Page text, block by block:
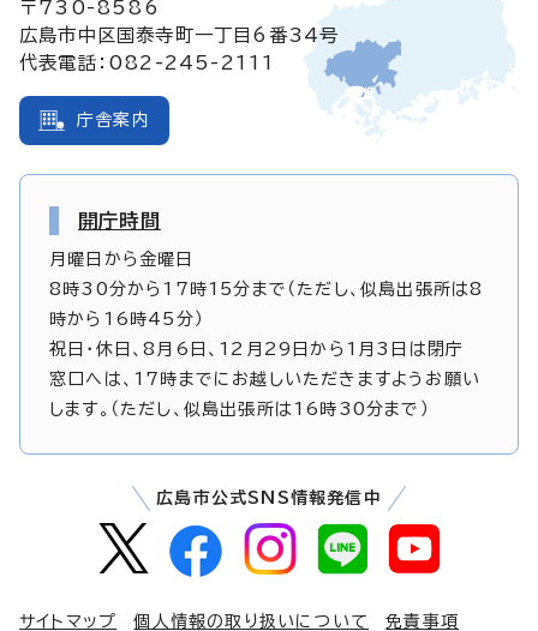
〒730-8586
広島市中区国泰寺町一丁目6番34号
代表電話：082-245-2111
庁舎案内
開庁時間
月曜日から金曜日
8時30分から17時15分まで（ただし、似島出張所は8
時から16時45分）
祝日・休日、8月6日、12月29日から1月3日は閉庁
窓口へは、17時までにお越しいただきますようお願い
します。（ただし、似島出張所は16時30分まで）
広島市公式SNS情報発信中
サイトマップ 個人情報の取り扱いについて 免責事項